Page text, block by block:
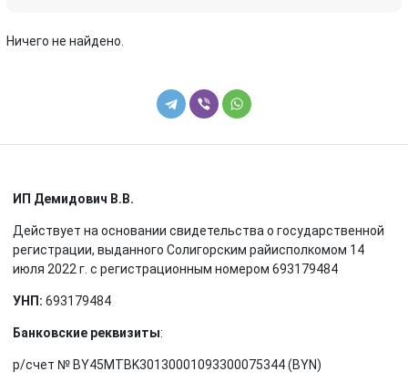
Ничего не найдено.
ИП Демидович В.В.
Действует на основании свидетельства о государственной
регистрации, выданного Солигорским райисполкомом 14
июля 2022 г. с регистрационным номером 693179484
УНП: 693179484
Банковские реквизиты:
р/счет № BY45MTBK30130001093300075344 (BYN)